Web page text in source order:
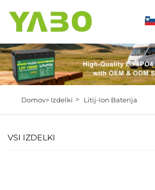
Domov> Izdelki > Litij-Ion Baterija
VSI IZDELKI